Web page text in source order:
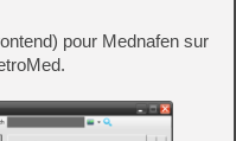
pour Mednafen sur